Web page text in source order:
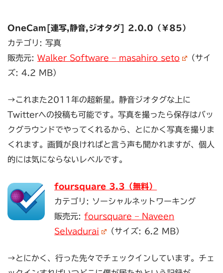
OneCam[連写,静音,ジオタグ] 2.0.0（￥85）
カテゴリ: 写真
販売元: Walker Software – masahiro seto
（サイ
ズ: 4.2 MB）
→これまた2011年の超新星。静音ジオタグな上に
Twitterへの投稿も可能です。写真を撮ったら保存はバッ
クグラウンドでやってくれるから、とにかく写真を撮りま
くれます。画質が良ければと言う声も聞かれますが、個人
的には気にならないレベルです。
foursquare 3.3（無料）
カテゴリ: ソーシャルネットワーキング
販売元:foursquare – Naveen
Selvadurai
（サイズ: 6.2 MB）
→とにかく、行った先々でチェックインしています。チェ